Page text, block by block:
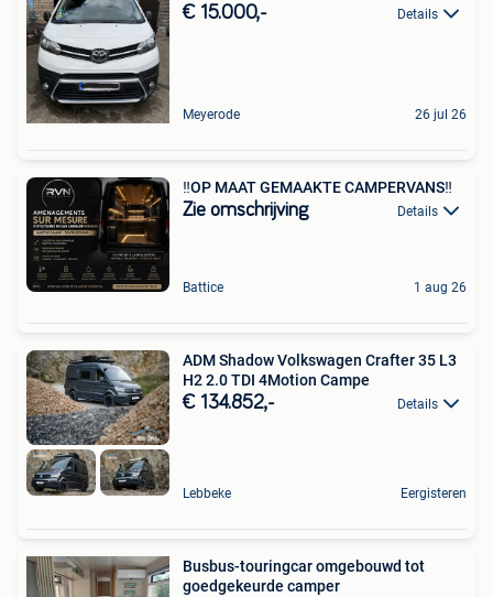
€ 15.000,- Details
Meyerode 26 jul 26
‼️OP MAAT GEMAAKTE CAMPERVANS‼️
Zie omschrijving Details
Battice 1 aug 26
ADM Shadow Volkswagen Crafter 35 L3
H2 2.0 TDI 4Motion Campe
€ 134.852,- Details
Lebbeke Eergisteren
Busbus-touringcar omgebouwd tot
goedgekeurde camper